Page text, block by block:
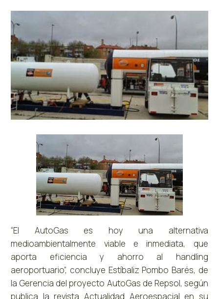
“El AutoGas es hoy una alternativa
medioambientalmente viable e inmediata, que
aporta eficiencia y ahorro al handling
aeroportuario”, concluye Estíbaliz Pombo Barés, de
la Gerencia del proyecto AutoGas de Repsol, según
publica la revista Actualidad Aeroespacial en su